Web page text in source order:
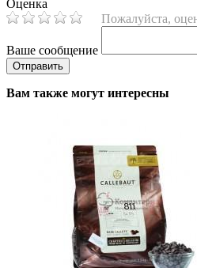
Оценка
Пожалуйста,
Ваше сообщение
Вам также могут интересны